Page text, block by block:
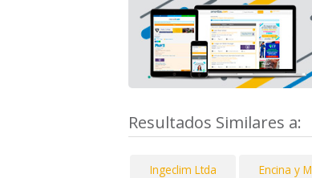
Resultados Similares a:
Ingeclim Ltda Encina y